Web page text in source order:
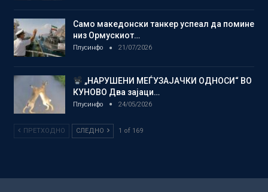
Само македонски танкер успеал да помине
низ Ормускиот…
Плусинфо 21/07/2026
„НАРУШЕНИ МЕЃУЗАЈАЧКИ ОДНОСИ“ ВО
КУНОВО Два зајаци…
Плусинфо 24/05/2026
ПРЕТХОДНО СЛЕДНО 1 of 169